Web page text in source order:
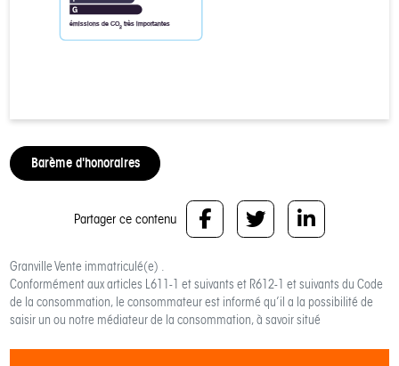
émissions de CO2très importantes
Barème d'honoraires
Partager ce contenu
Granville Vente immatriculé(e) .
Conformément aux articles L611-1 et suivants et R612-1 et suivants du Code
de la consommation, le consommateur est informé qu’il a la possibilité de
saisir un ou notre médiateur de la consommation, à savoir situé